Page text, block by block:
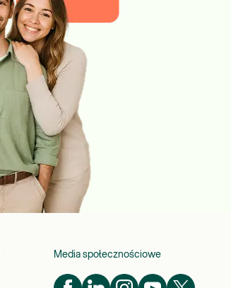
Media społecznościowe